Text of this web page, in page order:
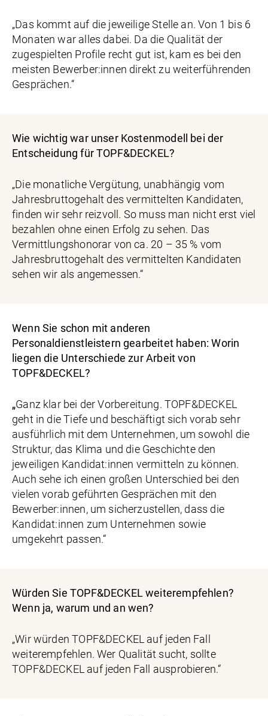
„Das kommt auf die jeweilige Stelle an. Von 1 bis 6
Monaten war alles dabei. Da die Qualität der
zugespielten Profile recht gut ist, kam es bei den
meisten Bewerber:innen direkt zu weiterführenden
Gesprächen.“
Wie wichtig war unser Kostenmodell bei der
Entscheidung für TOPF&DECKEL?
„Die monatliche Vergütung, unabhängig vom
Jahresbruttogehalt des vermittelten Kandidaten,
finden wir sehr reizvoll. So muss man nicht erst viel
bezahlen ohne einen Erfolg zu sehen. Das
Vermittlungshonorar von ca. 20 – 35 % vom
Jahresbruttogehalt des vermittelten Kandidaten
sehen wir als angemessen.“
Wenn Sie schon mit anderen
Personaldienstleistern gearbeitet haben: Worin
liegen die Unterschiede zur Arbeit von
TOPF&DECKEL?
„Ganz klar bei der Vorbereitung. TOPF&DECKEL
geht in die Tiefe und beschäftigt sich vorab sehr
ausführlich mit dem Unternehmen, um sowohl die
Struktur, das Klima und die Geschichte den
jeweiligen Kandidat:innen vermitteln zu können.
Auch sehe ich einen großen Unterschied bei den
vielen vorab geführten Gesprächen mit den
Bewerber:innen, um sicherzustellen, dass die
Kandidat:innen zum Unternehmen sowie
umgekehrt passen.“
Würden Sie TOPF&DECKEL weiterempfehlen?
Wenn ja, warum und an wen?
„Wir würden TOPF&DECKEL auf jeden Fall
weiterempfehlen. Wer Qualität sucht, sollte
TOPF&DECKEL auf jeden Fall ausprobieren.“